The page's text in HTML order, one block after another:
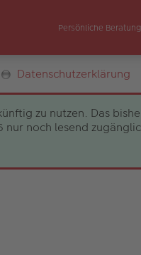
Persönliche Beratung
Datenschutzerklärung
zu nutzen. Das
noch lesend